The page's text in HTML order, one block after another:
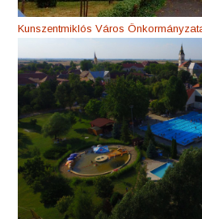
Kunszentmiklós Város